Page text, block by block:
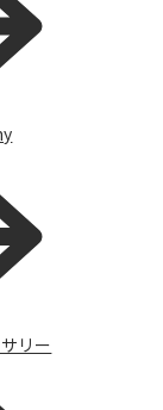
リー